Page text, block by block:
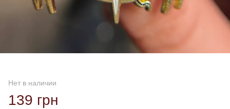
Нет в наличии
139 грн